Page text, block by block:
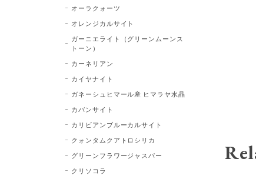
オーラクォーツ
オレンジカルサイト
ガーニエライト（グリーンムーンス
トーン）
カーネリアン
カイヤナイト
ガネーシュヒマール産 ヒマラヤ水晶
カバンサイト
カリビアンブルーカルサイト
クォンタムクアトロシリカ
グリーンフラワージャスパー
クリソコラ